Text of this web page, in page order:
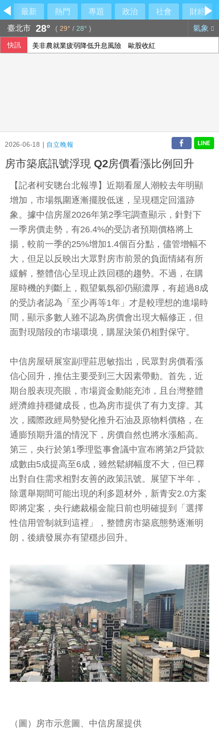
最新 熱門 專題 政治 社會
財經
臺北市 28° ( 29° / 28° ) 氣象
快訊 美非農就業疲弱降低升息風險 歐股收紅
2026-06-18 | 自立晚報
房市築底訊號浮現 Q2房價看漲比例回升
【記者柯安聰台北報導】近期看屋人潮較去年明顯
增加，市場氛圍逐漸擺脫低迷，呈現穩定回溫跡
象。據中信房屋2026年第2季宅調查顯示，針對下
一季房價走勢，有26.4%的受訪者預期價格將上
揚，較前一季的25%增加1.4個百分點，儘管增幅不
大，但足以反映出大眾對房市前景的負面情緒有所
緩解，整體信心呈現止跌回穩的趨勢。不過，在購
屋時機的判斷上，觀望氣氛卻仍顯濃厚，有超過8成
的受訪者認為「至少再等1年」才是較理想的進場時
間，顯示多數人雖不認為房價會出現大幅修正，但
面對現階段的市場環境，購屋決策仍相對保守。
中信房屋研展室副理莊思敏指出，民眾對房價看漲
信心回升，推估主要受到三大因素帶動。首先，近
期台股表現亮眼，市場資金動能充沛，且台灣整體
經濟維持穩健成長，也為房市提供了有力支撐。其
次，國際政經局勢變化推升石油及原物料價格，在
通膨預期升溫的情況下，房價自然也將水漲船高。
第三，央行於第1季理監事會議中宣布將第2戶貸款
成數由5成提高至6成，雖然鬆綁幅度不大，但已釋
出對自住需求相對友善的政策訊號。展望下半年，
除選舉期間可能出現的利多題材外，新青安2.0方案
即將定案，央行總裁楊金龍日前也明確提到「選擇
性信用管制就到這裡」，整體房市築底態勢逐漸明
朗，後續發展亦有望穩步回升。
（圖）房市示意圖、中信房屋提供